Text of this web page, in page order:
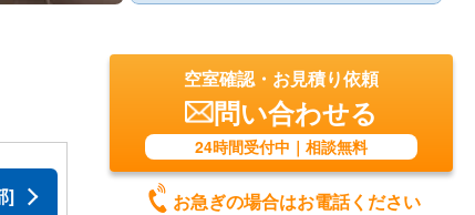
]
空室確認・お見積り依頼
問い合わせる
24時間受付中｜相談無料
お急ぎの場合はお電話ください